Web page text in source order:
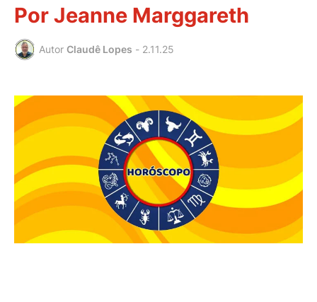
Por Jeanne Marggareth
Autor Claudê Lopes - 2.11.25